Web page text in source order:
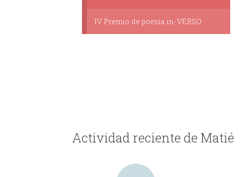
IV Premio de poesía in-VERSO
Actividad reciente de Matié